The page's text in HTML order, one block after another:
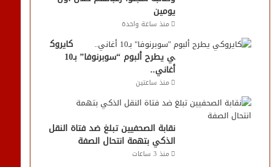
يومين
منذ ساعة واحدة
كايروك
ي يطرح ألبوم “سوبرنوفا” بـ10
أغاني..
منذ ساعتين
نقابة الصحفيين تبلغ ضد فتاة النقل
الذكي بتهمة انتحال الصفة
منذ 3 ساعات